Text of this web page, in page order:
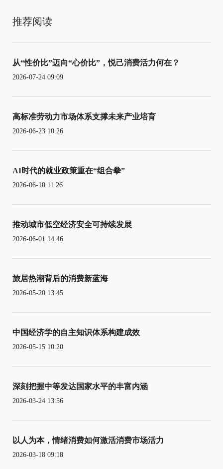
推荐阅读
从“性价比”迈向“心价比”，悦己消费活力何在？
2026-07-24 09:09
高标准劳动力市场体系支撑未来产业培育
2026-06-23 10:26
AI时代的就业政策重在“组合拳”
2026-06-10 11:26
推动城市低空经济安全可持续发展
2026-06-01 14:46
旅居热潮背后的消费新蓝海
2026-05-20 13:45
中国经济学的自主知识体系构建成效
2026-05-15 10:20
深刻把握中等发达国家水平的丰富内涵
2026-03-24 13:56
以人为本，情绪消费如何激活消费市场活力
2026-03-18 09:18